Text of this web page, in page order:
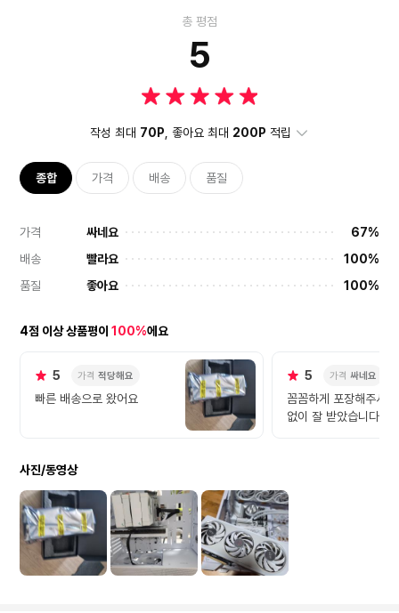
총 평점
5
작성 최대 70P , 좋아요 최대 200P 적립
종합 가격 배송 품질
가격 싸네요
67%
배송
빨라요
100%
품질
좋아요 100%
4점 이상 상품평이 100%에요
5 가격 적당해요
빠른 배송으로 왔어요
5 가격 싸네요
꼼꼼하게 포장해주셔
없이 잘 받았습니다.
있었습니다. 그리고 발
적어서인지 방이 더워
씬 덜하였습니다. 무엇
웠는데 이제 완벽한 화
사진/동영상